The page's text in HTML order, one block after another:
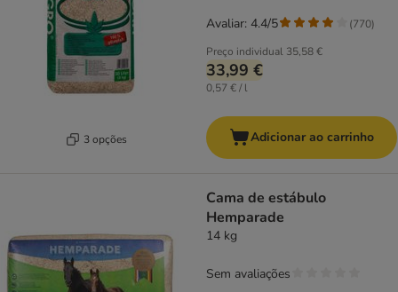
3 opções
Preço individual 35,58 €
33,99 €
0,57 € / l
Avaliar: 4.4/5 (770)
Adicionar ao carrinho
Cama de estábulo
Hemparade
14 kg
Sem avaliações